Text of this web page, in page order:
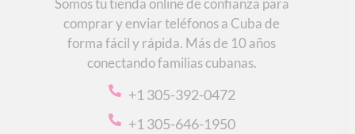
Somos tu tienda online de confianza para
comprar y enviar teléfonos a Cuba de
forma fácil y rápida. Más de 10 años
conectando familias cubanas.
+1 305-392-0472
+1 305-646-1950